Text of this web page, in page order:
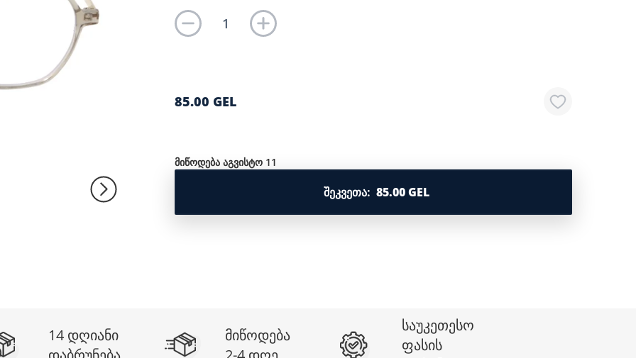
85.00 GEL
მიწოდება აგვისტო 11
ᲨᲔᲙᲕᲔᲗᲐ: 85.00 GEL
14 დღიანი
მიწოდება
საუკეთესო
ფასის